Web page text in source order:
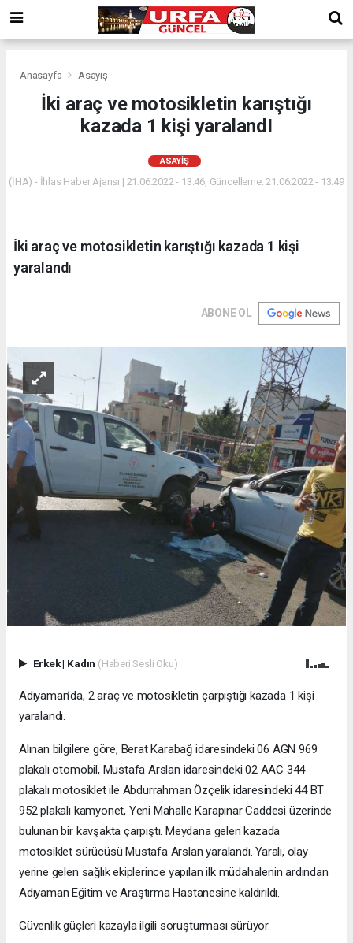
Anasayfa Asayiş
İki araç ve motosikletin karıştığı
kazada 1 kişi yaralandI
ASAYIŞ
(İHA) - İhlas Haber Ajansı | 21.06.2022 - 13:46, Güncelleme: 21.06.2022 - 13:49
İki araç ve motosikletin karıştığı kazada 1 kişi
yaralandı
ABONE OL
Erkek| Kadın (Haberi Sesli Oku)
Adıyaman’da, 2 araç ve motosikletin çarpıştığı kazada 1 kişi
yaralandı.
Alınan bilgilere göre, Berat Karabağ idaresindeki 06 AGN 969
plakalı otomobil, Mustafa Arslan idaresindeki 02 AAC 344
plakalı motosiklet ile Abdurrahman Özçelik idaresindeki 44 BT
952 plakalı kamyonet, Yeni Mahalle Karapınar Caddesi üzerinde
bulunan bir kavşakta çarpıştı. Meydana gelen kazada
motosiklet sürücüsü Mustafa Arslan yaralandı. Yaralı, olay
yerine gelen sağlık ekiplerince yapılan ilk müdahalenin ardından
Adıyaman Eğitim ve Araştırma Hastanesine kaldırıldı.
Güvenlik güçleri kazayla ilgili soruşturması sürüyor.